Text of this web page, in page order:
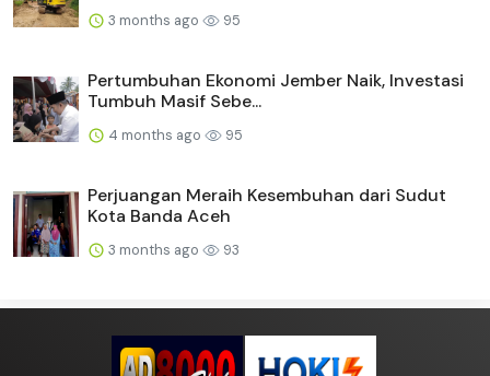
3 months ago 95
Pertumbuhan Ekonomi Jember Naik, Investasi
Tumbuh Masif Sebe...
4 months ago 95
Perjuangan Meraih Kesembuhan dari Sudut
Kota Banda Aceh
3 months ago 93